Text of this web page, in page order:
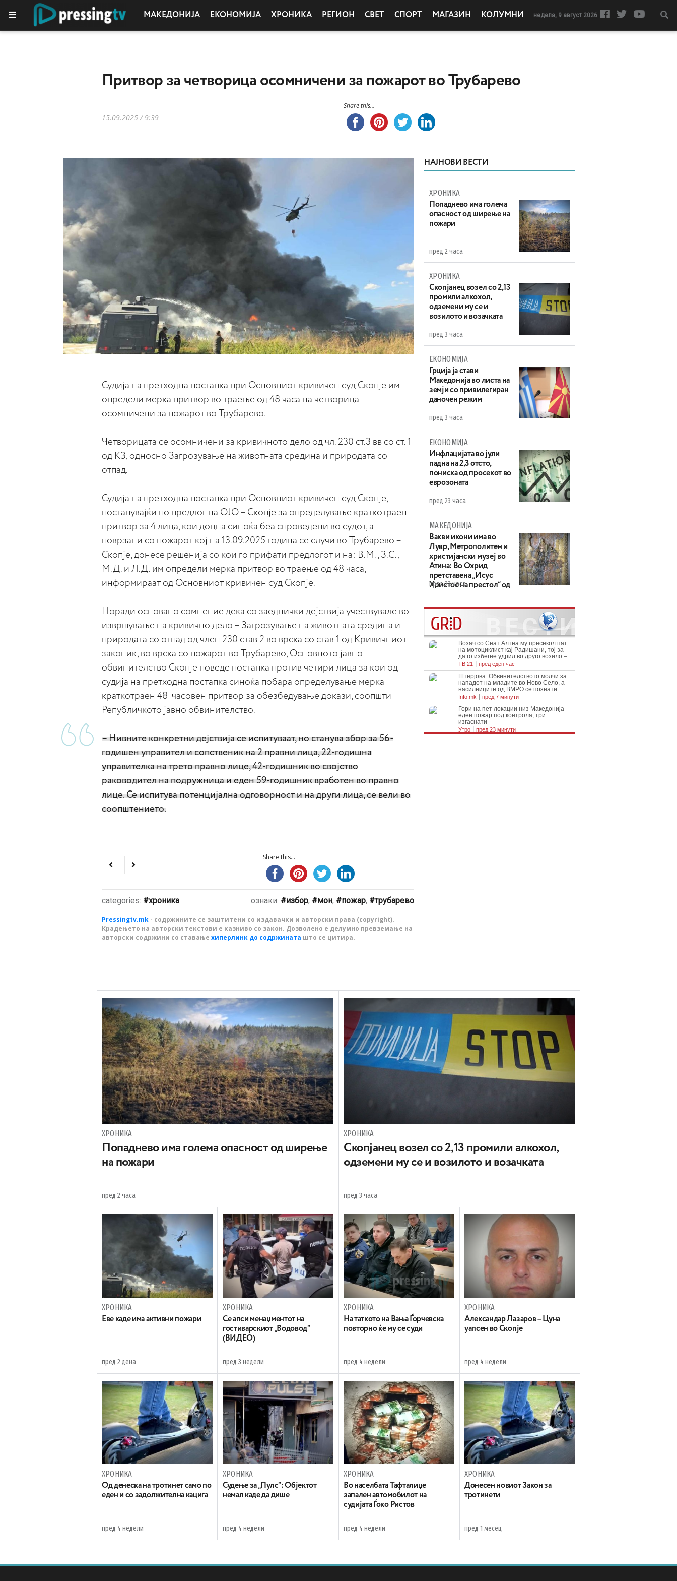
МАКЕДОНИЈА ЕКОНОМИЈА ХРОНИКА РЕГИОН СВЕТ СПОРТ МАГАЗИН КОЛУМНИ недела, 9 август 2026
Притвор за четворица осомничени за пожарот во Трубарево
15.09.2025 / 9:39
Share this...
Судија на претходна постапка при Основниот кривичен суд Скопје им
определи мерка притвор во траење од 48 часа на четворица
осомничени за пожарот во Трубарево.
Четворицата се осомничени за кривичното дело од чл. 230 ст.3 вв со ст. 1
од КЗ, односно Загрозување на животната средина и природата со
отпад.
Судија на претходна постапка при Основниот кривичен суд Скопје,
постапувајќи по предлог на ОЈО – Скопје за определување краткотраен
притвор за 4 лица, кои доцна синоќа беа спроведени во судот, а
поврзани со пожарот кој на 13.09.2025 година се случи во Трубарево –
Скопје, донесе решенија со кои го прифати предлогот и на: В.М., З.С.,
М.Д. и Л.Д. им определи мерка притвор во траење од 48 часа,
информираат од Основниот кривичен суд Скопје.
Поради основано сомнение дека со заеднички дејствија учествувале во
извршување на кривично дело – Загрозување на животната средина и
природата со отпад од член 230 став 2 во врска со став 1 од Кривичниот
законик, во врска со пожарот во Трубарево, Основното јавно
обвинителство Скопје поведе постапка против четири лица за кои од
судија на претходна постапка синоќа побара определување мерка
краткотраен 48-часовен притвор за обезбедување докази, соопшти
Републичкото јавно обвинителство.
– Нивните конкретни дејствија се испитуваат, но станува збор за 56-
годишен управител и сопственик на 2 правни лица, 22-годишна
управителка на трето правно лице, 42-годишник во својство
раководител на подружница и еден 59-годишник вработен во правно
лице. Се испитува потенцијална одговорност и на други лица, се вели во
соопштението.
Share this...
categories: хроника ознаки: избор, мон, пожар, трубарево
Pressingtv.mk - содржините се заштитени со издавачки и авторски права (copyright).
Крадењето на авторски текстови е казниво со закон. Дозволено е делумно превземање на
авторски содржини со ставање хиперлинк до содржината што се цитира.
НАЈНОВИ ВЕСТИ
ХРОНИКА
Попаднево има голема
опасност од ширење на
пожари
пред 2 часа
ХРОНИКА
Скопјанец возел со 2,13
промили алкохол,
одземени му се и
возилото и возачката
пред 3 часа
ЕКОНОМИЈА
Грција ја стави
Македонија во листа на
земји со привилегиран
даночен режим
пред 3 часа
ЕКОНОМИЈА
Инфлацијата во јули
падна на 2,3 отсто,
пониска од просекот во
еврозоната
пред 23 часа
МАКЕДОНИЈА
Вакви икони има во
Лувр, Метрополитен и
христијански музеј во
Атина: Во Охрид
претставена „Исус
Христос на престол“ од
XIV век
пред 23 часа
ХРОНИКА
Попаднево има голема опасност од ширење
на пожари
пред 2 часа
ХРОНИКА
Скопјанец возел со 2,13 промили алкохол,
одземени му се и возилото и возачката
пред 3 часа
ХРОНИКА
Eве каде има активни пожари
пред 2 дена
ХРОНИКА
Се апси менаџментот на
гостиварскиот „Водовод“
(ВИДЕО)
пред 3 недели
ХРОНИКА
На таткото на Вања Ѓорчевска
повторно ќе му се суди
пред 4 недели
ХРОНИКА
Александар Лазаров – Цуна
уапсен во Скопје
пред 4 недели
ХРОНИКА
Oд денеска на тротинет само по
еден и со задолжителна кацига
пред 4 недели
ХРОНИКА
Судење за „Пулс“: Објектот
немал каде да дише
пред 4 недели
ХРОНИКА
Во населбата Тафталиџе
запален автомобилот на
судијата Ѓоко Ристов
пред 4 недели
ХРОНИКА
Донесен новиот Закон за
тротинети
пред 1 месец